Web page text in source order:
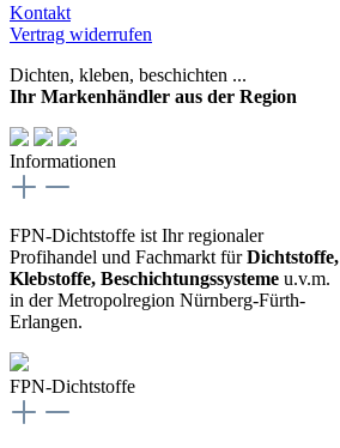
Kontakt
Vertrag widerrufen
Dichten, kleben, beschichten ...
Ihr Markenhändler aus der Region
Informationen
FPN-Dichtstoffe ist Ihr regionaler
Profihandel und Fachmarkt fürDichtstoffe,
Klebstoffe, Beschichtungssysteme u.v.m.
in der Metropolregion Nürnberg-Fürth-
Erlangen.
FPN-Dichtstoffe